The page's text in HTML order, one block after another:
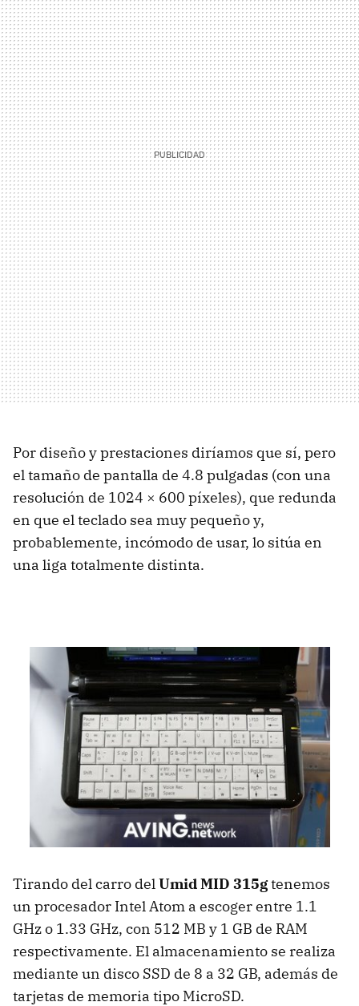
Por diseño y prestaciones diríamos que sí, pero
el tamaño de pantalla de 4.8 pulgadas (con una
resolución de 1024 × 600 píxeles), que redunda
en que el teclado sea muy pequeño y,
probablemente, incómodo de usar, lo sitúa en
una liga totalmente distinta.
Tirando del carro delUmidMID 315gtenemos
un procesador Intel Atom a escoger entre 1.1
GHz o 1.33 GHz, con 512 MB y 1 GB de RAM
respectivamente. El almacenamiento se realiza
mediante un disco SSD de 8 a 32 GB, además de
tarjetas de memoria tipo MicroSD.